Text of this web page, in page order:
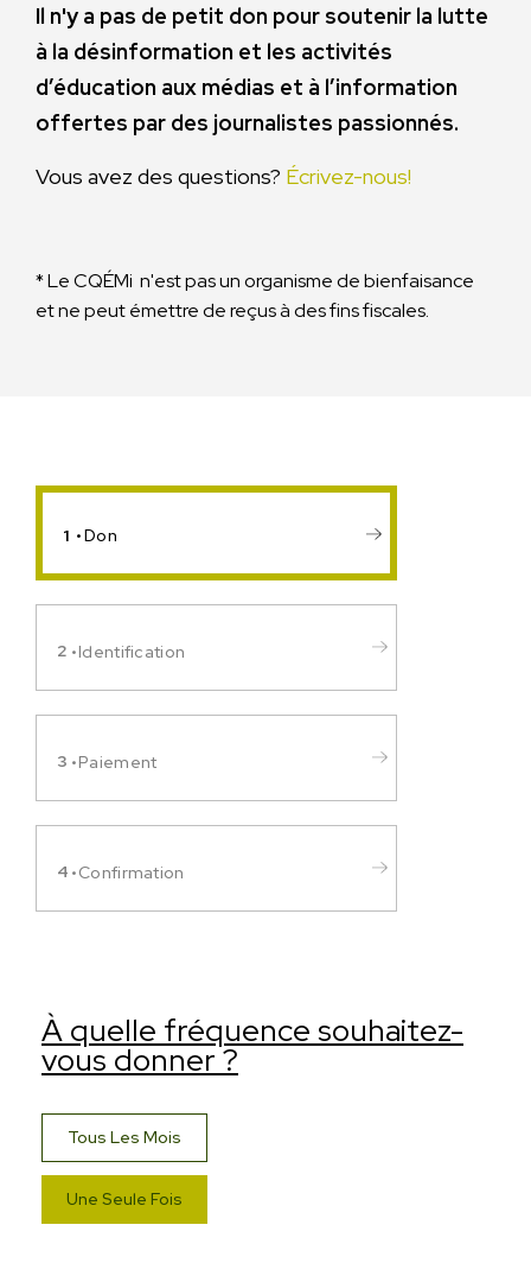
Il n'y a pas de petit don pour soutenir la lutte
à la désinformation et les activités
d’éducation aux médias et à l’information
offertes par des journalistes passionnés.
Vous avez des questions? Écrivez-nous!
* Le CQÉMi n'est pas un organisme de bienfaisance
et ne peut émettre de reçus à des fins fiscales.
Don
Identification
Paiement
Confirmation
À quelle fréquence souhaitez-
vous donner ?
Tous Les Mois
Une Seule Fois